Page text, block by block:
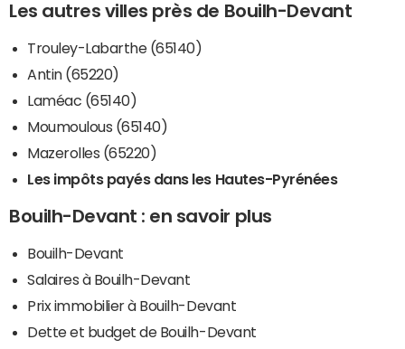
Les autres villes près de Bouilh-Devant
Trouley-Labarthe (65140)
Antin (65220)
Laméac (65140)
Moumoulous (65140)
Mazerolles (65220)
Les impôts payés dans les Hautes-Pyrénées
Bouilh-Devant : en savoir plus
Bouilh-Devant
Salaires à Bouilh-Devant
Prix immobilier à Bouilh-Devant
Dette et budget de Bouilh-Devant